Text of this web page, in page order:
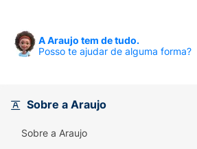
A Araujo tem de tudo.
Posso te ajudar de alguma forma?
Sobre a Araujo
Sobre a Araujo